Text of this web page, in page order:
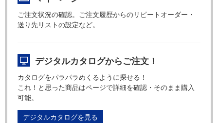
ご注文状況の確認。ご注文履歴からのリピートオーダー・
送り先リストの設定など。
デジタルカタログからご注文！
カタログをパラパラめくるように探せる！
これ！と思った商品はページで詳細を確認・そのまま購入
可能。
デジタルカタログを見る